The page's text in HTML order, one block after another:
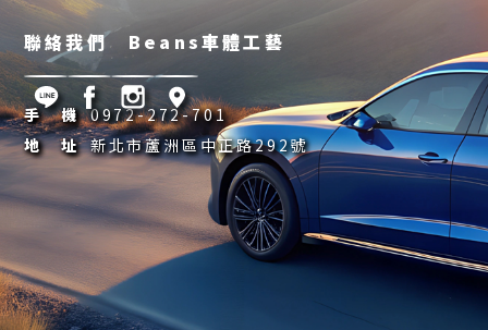
聯絡我們 Beans車體工藝
手 機 0972-272-701
地 址 新北市蘆洲區中正路292號